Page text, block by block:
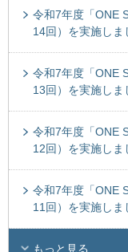
令和7年度「ONE
14回）を実施しま
令和7年度「ONE
13回）を実施しま
令和7年度「ONE
12回）を実施しま
令和7年度「ONE
11回）を実施しま
もっと見る